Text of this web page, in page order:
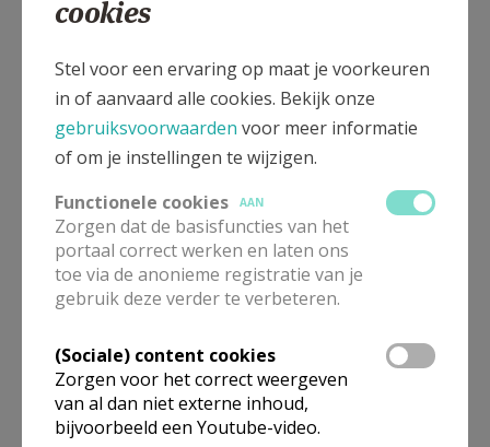
liturgie, bij de Schriftlezingen en bij de liturgische tijd
van het jaar, en alleszins passen binnen de gewijde
ruimte van het kerkgebouw.Begeleiding op het
historisch Dillens-Delhayeorgel, eventueel in
draagt bij tot de schoonheid van de liturgie.
Emmanuel Van Kerckhoven bekijkt de wensen en
mogelijkheden met de huwenden.
terugvinden via deze link.
cookies
Stel voor een ervaring op maat je voorkeuren
in of aanvaard alle cookies. Bekijk onze
gebruiksvoorwaarden voor meer informatie
of om je instellingen te wijzigen.
Functionele cookies
AAN
Zorgen dat de basisfuncties van het
portaal correct werken en laten ons
toe via de anonieme registratie van je
gebruik deze verder te verbeteren.
(Sociale) content cookies
Zorgen voor het correct weergeven
van al dan niet externe inhoud,
bijvoorbeeld een Youtube-video.